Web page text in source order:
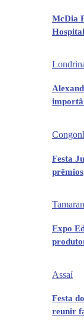
McDia
Festa
Expo
Assaí
Festa
reunir